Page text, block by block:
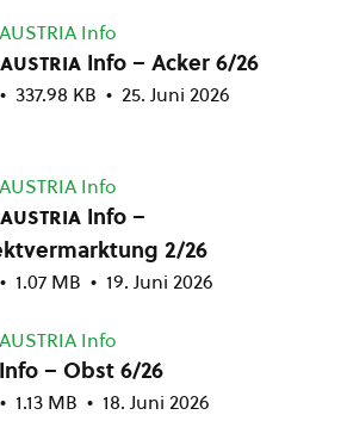
Info
Info – Acker 6/26
337.98 KB 25. Juni 2026
Info
Info –
2/26
1.07 MB 19. Juni 2026
Info
– Obst 6/26
1.13 MB 18. Juni 2026